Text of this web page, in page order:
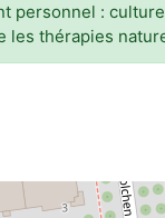
personnel :
les thérapies